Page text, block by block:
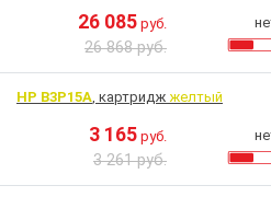
26 085 руб.
26 868 руб.
HP B3P15A, картридж желтый
3 165 руб.
3 261 руб.